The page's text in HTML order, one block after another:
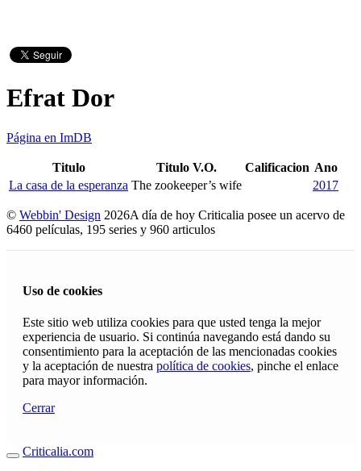
Efrat Dor
Página en ImDB
Titulo Titulo V.O. Calificacion Ano
La casa de la esperanza The zookeeper’s wife 2017
© Webbin' Design 2026A día de hoy Criticalia posee un acervo de
6460 películas, 195 series y 960 articulos
Uso de cookies
Este sitio web utiliza cookies para que usted tenga la mejor
experiencia de usuario. Si continúa navegando está dando su
consentimiento para la aceptación de las mencionadas cookies
y la aceptación de nuestra política de cookies, pinche el enlace
para mayor información.
Cerrar
Criticalia.com